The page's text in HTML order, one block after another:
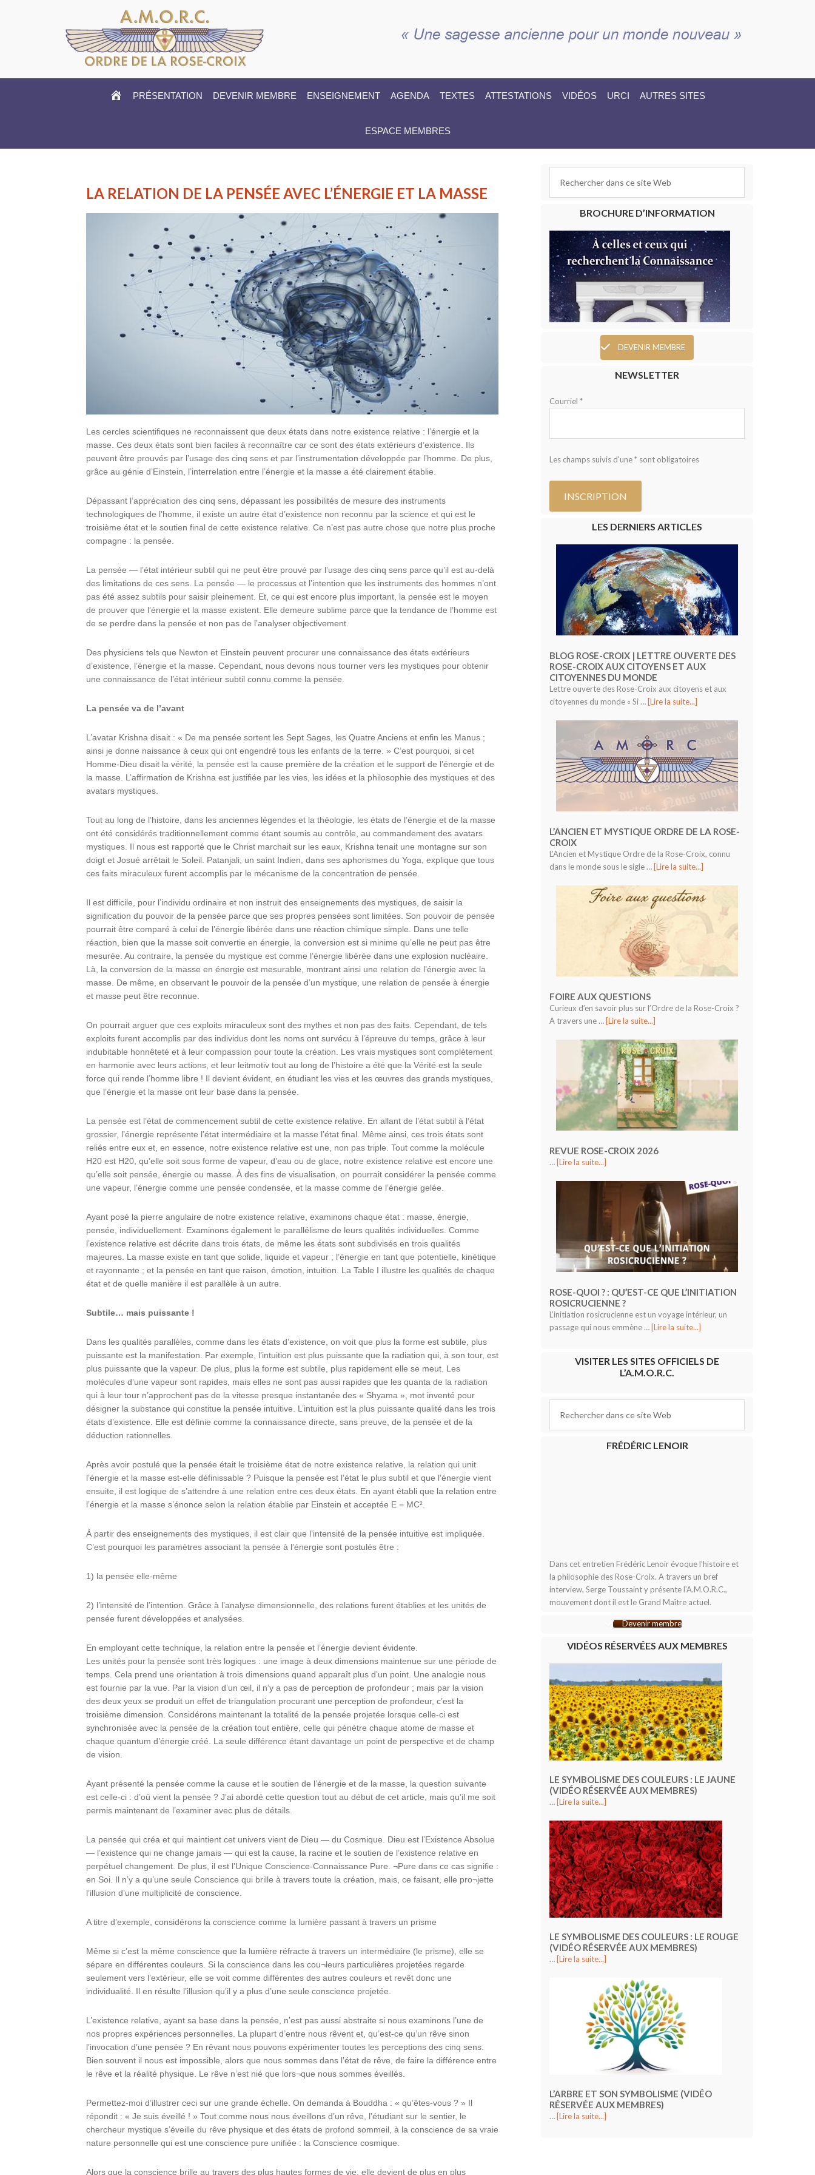
HOME
PRÉSENTATION DEVENIR MEMBRE ENSEIGNEMENT AGENDA TEXTES ATTESTATIONS VIDÉOS URCI AUTRES SITES
ESPACE MEMBRES
LA RELATION DE LA PENSÉE AVEC L’ÉNERGIE ET LA MASSE
Les cercles scientifiques ne reconnaissent que deux états dans notre existence relative : l’énergie et la
masse. Ces deux états sont bien faciles à reconnaître car ce sont des états extérieurs d’existence. Ils
peuvent être prouvés par l’usage des cinq sens et par l’instrumentation développée par l’homme. De plus,
grâce au génie d’Einstein, l’interrelation entre l’énergie et la masse a été clairement établie.
Dépassant l’appréciation des cinq sens, dépassant les possibilités de mesure des instruments
technologiques de l’homme, il existe un autre état d’existence non reconnu par la science et qui est le
troisième état et le soutien final de cette existence relative. Ce n’est pas autre chose que notre plus proche
compagne : la pensée.
La pensée — l’état intérieur subtil qui ne peut être prouvé par l’usage des cinq sens parce qu’il est au-delà
des limitations de ces sens. La pensée — le processus et l’intention que les instruments des hommes n’ont
pas été assez subtils pour saisir pleinement. Et, ce qui est encore plus important, la pensée est le moyen
de prouver que l’énergie et la masse existent. Elle demeure sublime parce que la tendance de l’homme est
de se perdre dans la pensée et non pas de l’analyser objectivement.
Des physiciens tels que Newton et Einstein peuvent procurer une connaissance des états extérieurs
d’existence, l’énergie et la masse. Cependant, nous devons nous tourner vers les mystiques pour obtenir
une connaissance de l’état intérieur subtil connu comme la pensée.
La pensée va de l’avant
L’avatar Krishna disait : « De ma pensée sortent les Sept Sages, les Quatre Anciens et enfin les Manus ;
ainsi je donne naissance à ceux qui ont engendré tous les enfants de la terre. » C’est pourquoi, si cet
Homme-Dieu disait la vérité, la pensée est la cause première de la création et le support de l’énergie et de
la masse. L’affirmation de Krishna est justifiée par les vies, les idées et la philosophie des mystiques et des
avatars mystiques.
Tout au long de l’histoire, dans les anciennes légendes et la théologie, les états de l’énergie et de la masse
ont été considérés traditionnellement comme étant soumis au contrôle, au commandement des avatars
mystiques. Il nous est rapporté que le Christ marchait sur les eaux, Krishna tenait une montagne sur son
doigt et Josué arrêtait le Soleil. Patanjali, un saint Indien, dans ses aphorismes du Yoga, explique que tous
ces faits miraculeux furent accomplis par le mécanisme de la concentration de pensée.
Il est difficile, pour l’individu ordinaire et non instruit des enseignements des mystiques, de saisir la
signification du pouvoir de la pensée parce que ses propres pensées sont limitées. Son pouvoir de pensée
pourrait être comparé à celui de l’énergie libérée dans une réaction chimique simple. Dans une telle
réaction, bien que la masse soit convertie en énergie, la conversion est si minime qu’elle ne peut pas être
mesurée. Au contraire, la pensée du mystique est comme l’énergie libérée dans une explosion nucléaire.
Là, la conversion de la masse en énergie est mesurable, montrant ainsi une relation de l’énergie avec la
masse. De même, en observant le pouvoir de la pensée d’un mystique, une relation de pensée à énergie
et masse peut être reconnue.
On pourrait arguer que ces exploits miraculeux sont des mythes et non pas des faits. Cependant, de tels
exploits furent accomplis par des individus dont les noms ont survécu à l’épreuve du temps, grâce à leur
indubitable honnêteté et à leur compassion pour toute la création. Les vrais mystiques sont complètement
en harmonie avec leurs actions, et leur leitmotiv tout au long de l’histoire a été que la Vérité est la seule
force qui rende l’homme libre ! Il devient évident, en étudiant les vies et les œuvres des grands mystiques,
que l’énergie et la masse ont leur base dans la pensée.
La pensée est l’état de commencement subtil de cette existence relative. En allant de l’état subtil à l’état
grossier, l’énergie représente l’état intermédiaire et la masse l’état final. Même ainsi, ces trois états sont
reliés entre eux et, en essence, notre existence relative est une, non pas triple. Tout comme la molécule
H20 est H20, qu’elle soit sous forme de vapeur, d’eau ou de glace, notre existence relative est encore une
qu’elle soit pensée, énergie ou masse. À des fins de visualisation, on pourrait considérer la pensée comme
une vapeur, l’énergie comme une pensée condensée, et la masse comme de l’énergie gelée.
Ayant posé la pierre angulaire de notre existence relative, examinons chaque état : masse, énergie,
pensée, individuellement. Examinons également le parallélisme de leurs qualités individuelles. Comme
l’existence relative est décrite dans trois états, de même les états sont subdivisés en trois qualités
majeures. La masse existe en tant que solide, liquide et vapeur ; l’énergie en tant que potentielle, kinétique
et rayonnante ; et la pensée en tant que raison, émotion, intuition. La Table I illustre les qualités de chaque
état et de quelle manière il est parallèle à un autre.
Subtile… mais puissante !
Dans les qualités parallèles, comme dans les états d’existence, on voit que plus la forme est subtile, plus
puissante est la manifestation. Par exemple, l’intuition est plus puissante que la radiation qui, à son tour, est
plus puissante que la vapeur. De plus, plus la forme est subtile, plus rapidement elle se meut. Les
molécules d’une vapeur sont rapides, mais elles ne sont pas aussi rapides que les quanta de la radiation
qui à leur tour n’approchent pas de la vitesse presque instantanée des « Shyama », mot inventé pour
désigner la substance qui constitue la pensée intuitive. L’intuition est la plus puissante qualité dans les trois
états d’existence. Elle est définie comme la connaissance directe, sans preuve, de la pensée et de la
déduction rationnelles.
Après avoir postulé que la pensée était le troisième état de notre existence relative, la relation qui unit
l’énergie et la masse est-elle définissable ? Puisque la pensée est l’état le plus subtil et que l’énergie vient
ensuite, il est logique de s’attendre à une relation entre ces deux états. En ayant établi que la relation entre
l’énergie et la masse s’énonce selon la relation établie par Einstein et acceptée E = MC².
À partir des enseignements des mystiques, il est clair que l’intensité de la pensée intuitive est impliquée.
C’est pourquoi les paramètres associant la pensée à l’énergie sont postulés être :
1) la pensée elle-même
2) l’intensité de l’intention. Grâce à l’analyse dimensionnelle, des relations furent établies et les unités de
pensée furent développées et analysées.
En employant cette technique, la relation entre la pensée et l’énergie devient évidente.
Les unités pour la pensée sont très logiques : une image à deux dimensions maintenue sur une période de
temps. Cela prend une orientation à trois dimensions quand apparaît plus d’un point. Une analogie nous
est fournie par la vue. Par la vision d’un œil, il n’y a pas de perception de profondeur ; mais par la vision
des deux yeux se produit un effet de triangulation procurant une perception de profondeur, c’est la
troisième dimension. Considérons maintenant la totalité de la pensée projetée lorsque celle-ci est
synchronisée avec la pensée de la création tout entière, celle qui pénètre chaque atome de masse et
chaque quantum d’énergie créé. La seule différence étant davantage un point de perspective et de champ
de vision.
Ayant présenté la pensée comme la cause et le soutien de l’énergie et de la masse, la question suivante
est celle-ci : d’où vient la pensée ? J’ai abordé cette question tout au début de cet article, mais qu’il me soit
permis maintenant de l’examiner avec plus de détails.
La pensée qui créa et qui maintient cet univers vient de Dieu — du Cosmique. Dieu est l’Existence Absolue
— l’existence qui ne change jamais — qui est la cause, la racine et le soutien de l’existence relative en
perpétuel changement. De plus, il est l’Unique Conscience-Connaissance Pure. ¬Pure dans ce cas signifie :
en Soi. Il n’y a qu’une seule Conscience qui brille à travers toute la création, mais, ce faisant, elle pro¬jette
l’illusion d’une multiplicité de conscience.
A titre d’exemple, considérons la conscience comme la lumière passant à travers un prisme
Même si c’est la même conscience que la lumière réfracte à travers un intermédiaire (le prisme), elle se
sépare en différentes couleurs. Si la conscience dans les cou¬leurs particulières projetées regarde
seulement vers l’extérieur, elle se voit comme différentes des autres couleurs et revêt donc une
individualité. Il en résulte l’illusion qu’il y a plus d’une seule conscience projetée.
L’existence relative, ayant sa base dans la pensée, n’est pas aussi abstraite si nous examinons l’une de
nos propres expériences personnelles. La plupart d’entre nous rêvent et, qu’est-ce qu’un rêve sinon
l’invocation d’une pensée ? En rêvant nous pouvons expérimenter toutes les perceptions des cinq sens.
Bien souvent il nous est impossible, alors que nous sommes dans l’état de rêve, de faire la différence entre
le rêve et la réalité physique. Le rêve n’est nié que lors¬que nous sommes éveillés.
Permettez-moi d’illustrer ceci sur une grande échelle. On demanda à Bouddha : « qu’êtes-vous ? » Il
répondit : « Je suis éveillé ! » Tout comme nous nous éveillons d’un rêve, l’étudiant sur le sentier, le
chercheur mystique s’éveille du rêve physique et des états de profond sommeil, à la conscience de sa vraie
nature personnelle qui est une conscience pure unifiée : la Conscience cosmique.
Alors que la conscience brille au travers des plus hautes formes de vie, elle devient de plus en plus
BROCHURE D’INFORMATION
DEVENIR MEMBRE
NEWSLETTER
Courriel *
Les champs suivis d'une * sont obligatoires
LES DERNIERS ARTICLES
BLOG ROSE-CROIX | LETTRE OUVERTE DES
ROSE-CROIX AUX CITOYENS ET AUX
CITOYENNES DU MONDE
Lettre ouverte des Rose-Croix aux citoyens et aux
citoyennes du monde « Si … [Lire la suite...]
L’ANCIEN ET MYSTIQUE ORDRE DE LA ROSE-
CROIX
L’Ancien et Mystique Ordre de la Rose-Croix, connu
dans le monde sous le sigle … [Lire la suite...]
FOIRE AUX QUESTIONS
Curieux d’en savoir plus sur l’Ordre de la Rose-Croix ?
A travers une … [Lire la suite...]
REVUE ROSE-CROIX 2026
… [Lire la suite...]
ROSE-QUOI ? : QU’EST-CE QUE L’INITIATION
ROSICRUCIENNE ?
L’initiation rosicrucienne est un voyage intérieur, un
passage qui nous emmène … [Lire la suite...]
VISITER LES SITES OFFICIELS DE
L’A.M.O.R.C.
FRÉDÉRIC LENOIR
Dans cet entretien Frédéric Lenoir évoque l’histoire et
la philosophie des Rose-Croix. A travers un bref
interview, Serge Toussaint y présente l’A.M.O.R.C.,
mouvement dont il est le Grand Maître actuel.
Devenir membre
VIDÉOS RÉSERVÉES AUX MEMBRES
LE SYMBOLISME DES COULEURS : LE JAUNE
(VIDÉO RÉSERVÉE AUX MEMBRES)
… [Lire la suite...]
LE SYMBOLISME DES COULEURS : LE ROUGE
(VIDÉO RÉSERVÉE AUX MEMBRES)
… [Lire la suite...]
L’ARBRE ET SON SYMBOLISME (VIDÉO
RÉSERVÉE AUX MEMBRES)
… [Lire la suite...]